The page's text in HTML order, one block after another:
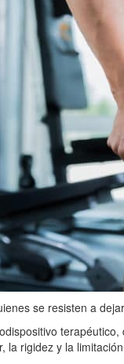
se resisten a
la rigidez y la